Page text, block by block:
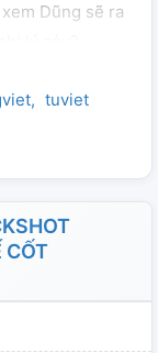
Dũng sẽ ra
tuviet
CỐT